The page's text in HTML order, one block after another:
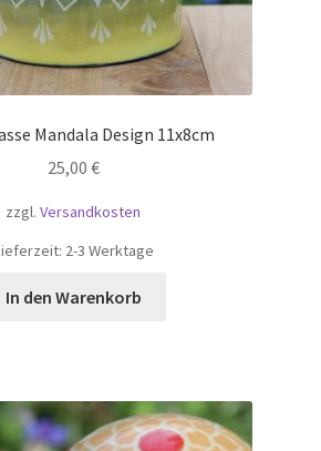
Mandala Design 11x8cm
25,00 €
zzgl. Versandkosten
2-3 Werktage
In den Warenkorb